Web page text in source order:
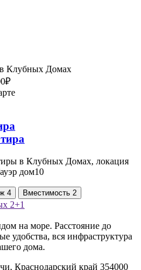
Клубных Домах
в Клубных Домах, локация
дом10
4 Вместимость 2
2+1
на море. Расстояние до
удобства, вся инфраструктура
дома.
Краснодарский край 354000